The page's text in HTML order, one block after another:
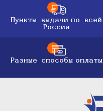
Пункты выдачи по всей
России
Разные способы оплаты